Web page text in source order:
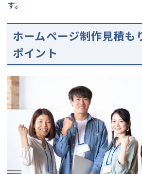
す。
ホームページ制作見積も
ポイント